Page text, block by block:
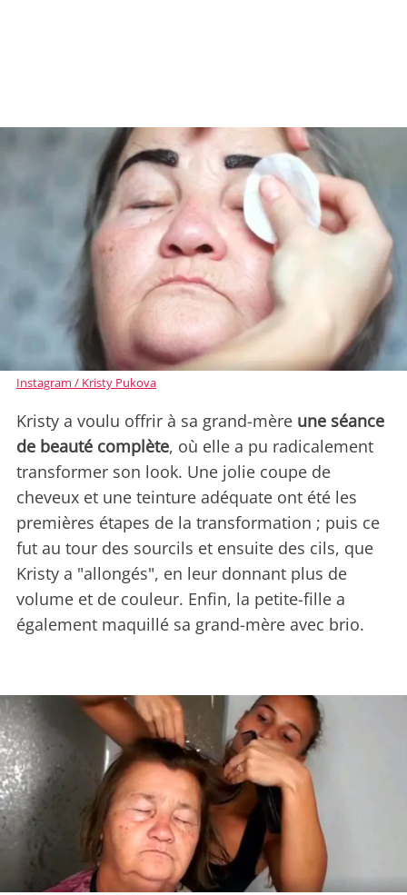
Instagram / Kristy Pukova
Kristy a voulu offrir à sa grand-mère une séance
de beauté complète, où elle a pu radicalement
transformer son look. Une jolie coupe de
cheveux et une teinture adéquate ont été les
premières étapes de la transformation ; puis ce
fut au tour des sourcils et ensuite des cils, que
Kristy a "allongés", en leur donnant plus de
volume et de couleur. Enfin, la petite-fille a
également maquillé sa grand-mère avec brio.